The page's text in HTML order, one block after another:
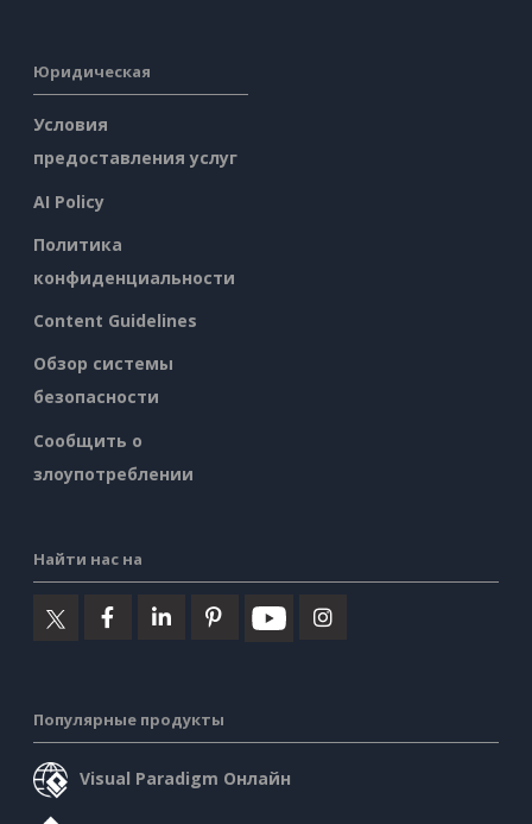
Юридическая
Условия
предоставления услуг
AI Policy
Политика
конфиденциальности
Content Guidelines
Обзор системы
безопасности
Сообщить о
злоупотреблении
Найти нас на
Популярные продукты
Visual Paradigm Онлайн